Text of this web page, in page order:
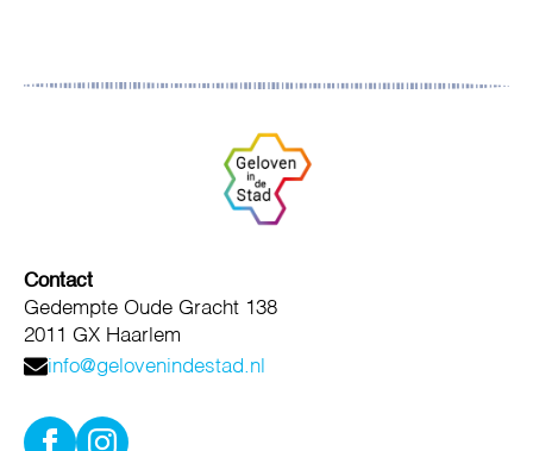
Contact
Gedempte Oude Gracht 138
2011 GX Haarlem
info@gelovenindestad.nl